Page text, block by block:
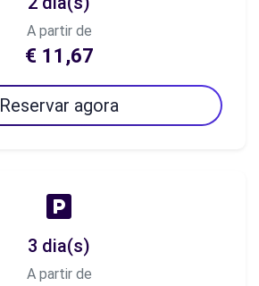
A partir de
€ 11,67
Reservar agora
3 dia(s)
A partir de